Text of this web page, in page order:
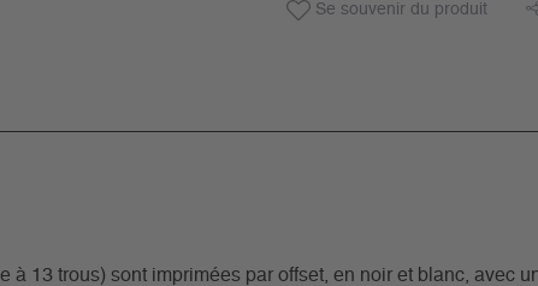
Se souvenir du produit
à 13 trous) sont imprimées par offset, en noir et blanc, avec